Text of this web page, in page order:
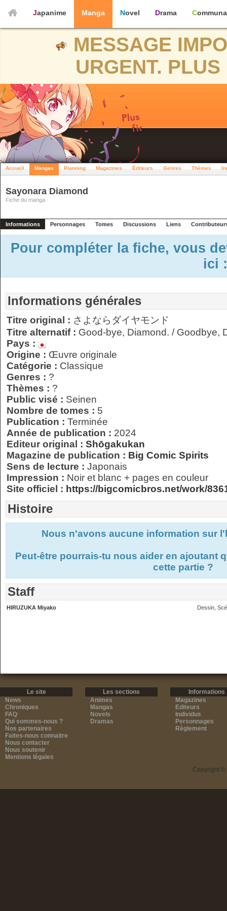
Japanime Manga Novel Drama
MESSAGE
URGENT.
Accueil Mangas Planning Magazines Éditeurs Genres Thèmes
Sayonara Diamond
Fiche du manga
Informations Personnages Tomes Discussions Liens
Pour compléter la fiche, vous
ici
Informations générales
Titre original : さよならダイヤモンド
Titre alternatif : Good-bye, Diamond. / Goodbye,
Pays :
Origine : Œuvre originale
Catégorie : Classique
Genres : ?
Thèmes : ?
Public visé : Seinen
Nombre de tomes : 5
Publication : Terminée
Année de publication : 2024
Editeur original : Shōgakukan
Magazine de publication : Big Comic Spirits
Sens de lecture : Japonais
Impression : Noir et blanc + pages en couleur
Site officiel : https://bigcomicbros.net/work/
Histoire
Nous n'avons aucune information sur
Peut-être pourrais-tu nous aider en ajoutant
cette partie ?
Staff
HIRUZUKA Miyako Dessin,
Le site
News
Chroniques
FAQ
Qui sommes-nous ?
Nos partenaires
Faites-nous connaitre
Nous contacter
Nous soutenir
Mentions légales
Les sections
Animes
Mangas
Novels
Dramas
Informations
Magazines
Editeurs
Individus
Personnages
Règlement
Copyright ©